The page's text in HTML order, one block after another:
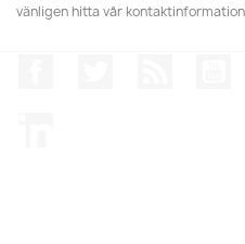
vänligen hitta vår